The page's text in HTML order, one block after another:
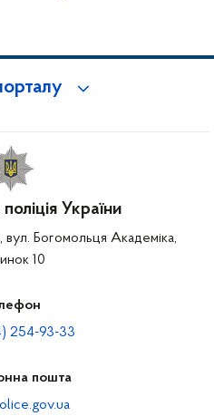
України
вул. Богомольця Академіка,
10
254-93-33
пошта